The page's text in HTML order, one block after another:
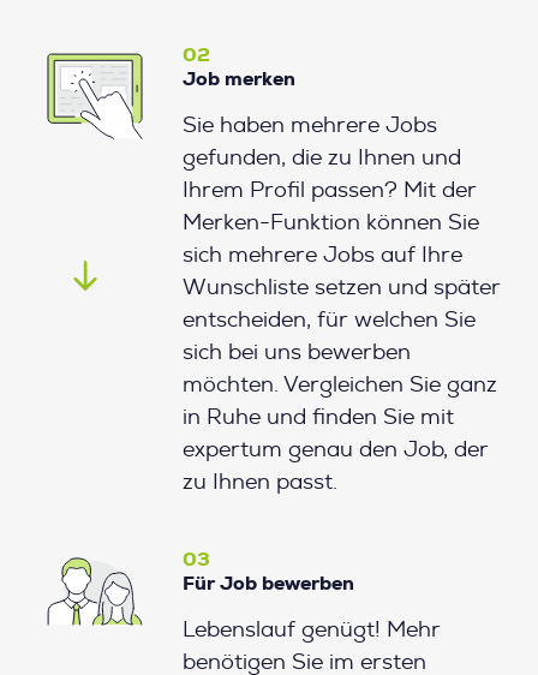
02
Job merken
Sie haben mehrere Jobs
gefunden, die zu Ihnen und
Ihrem Profil passen? Mit der
Merken-Funktion können Sie
sich mehrere Jobs auf Ihre
Wunschliste setzen und später
entscheiden, für welchen Sie
sich bei uns bewerben
möchten. Vergleichen Sie ganz
in Ruhe und finden Sie mit
expertum genau den Job, der
zu Ihnen passt.
03
Für Job bewerben
Lebenslauf genügt! Mehr
benötigen Sie im ersten